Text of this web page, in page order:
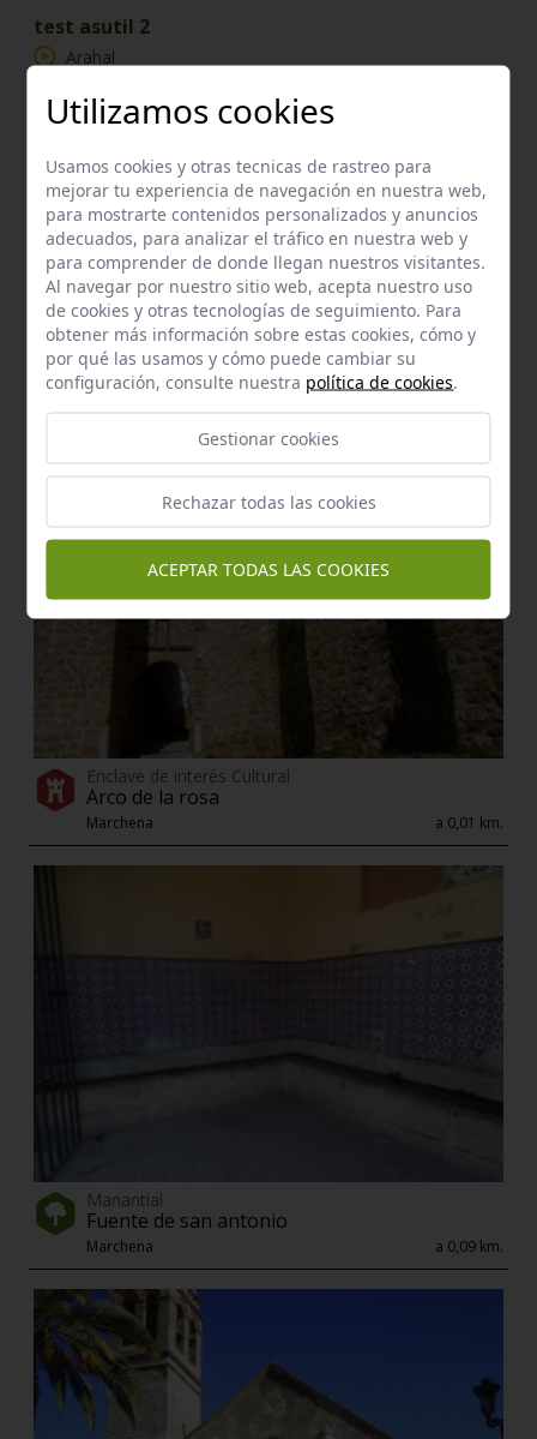
test asutil 2
Arahal
Circular
etapa 4 Puebla de Cazalla Sevilla 81,1 kms
La Puebla de Cazalla
Lineal
Km: 0,02
a 15,06 km.
Enclaves de interés próximos
Enclave de interés Cultural
Arco de la rosa
Marchena a 0,01 km.
Manantial
Fuente de san antonio
Marchena a 0,09 km.
Utilizamos cookies
Usamos cookies y otras tecnicas de rastreo para
mejorar tu experiencia de navegación en nuestra web,
para mostrarte contenidos personalizados y anuncios
adecuados, para analizar el tráfico en nuestra web y
para comprender de donde llegan nuestros visitantes.
Al navegar por nuestro sitio web, acepta nuestro uso
de cookies y otras tecnologías de seguimiento. Para
obtener más información sobre estas cookies, cómo y
por qué las usamos y cómo puede cambiar su
configuración, consulte nuestra política de cookies.
Gestionar cookies
Rechazar todas las cookies
ACEPTAR TODAS LAS COOKIES